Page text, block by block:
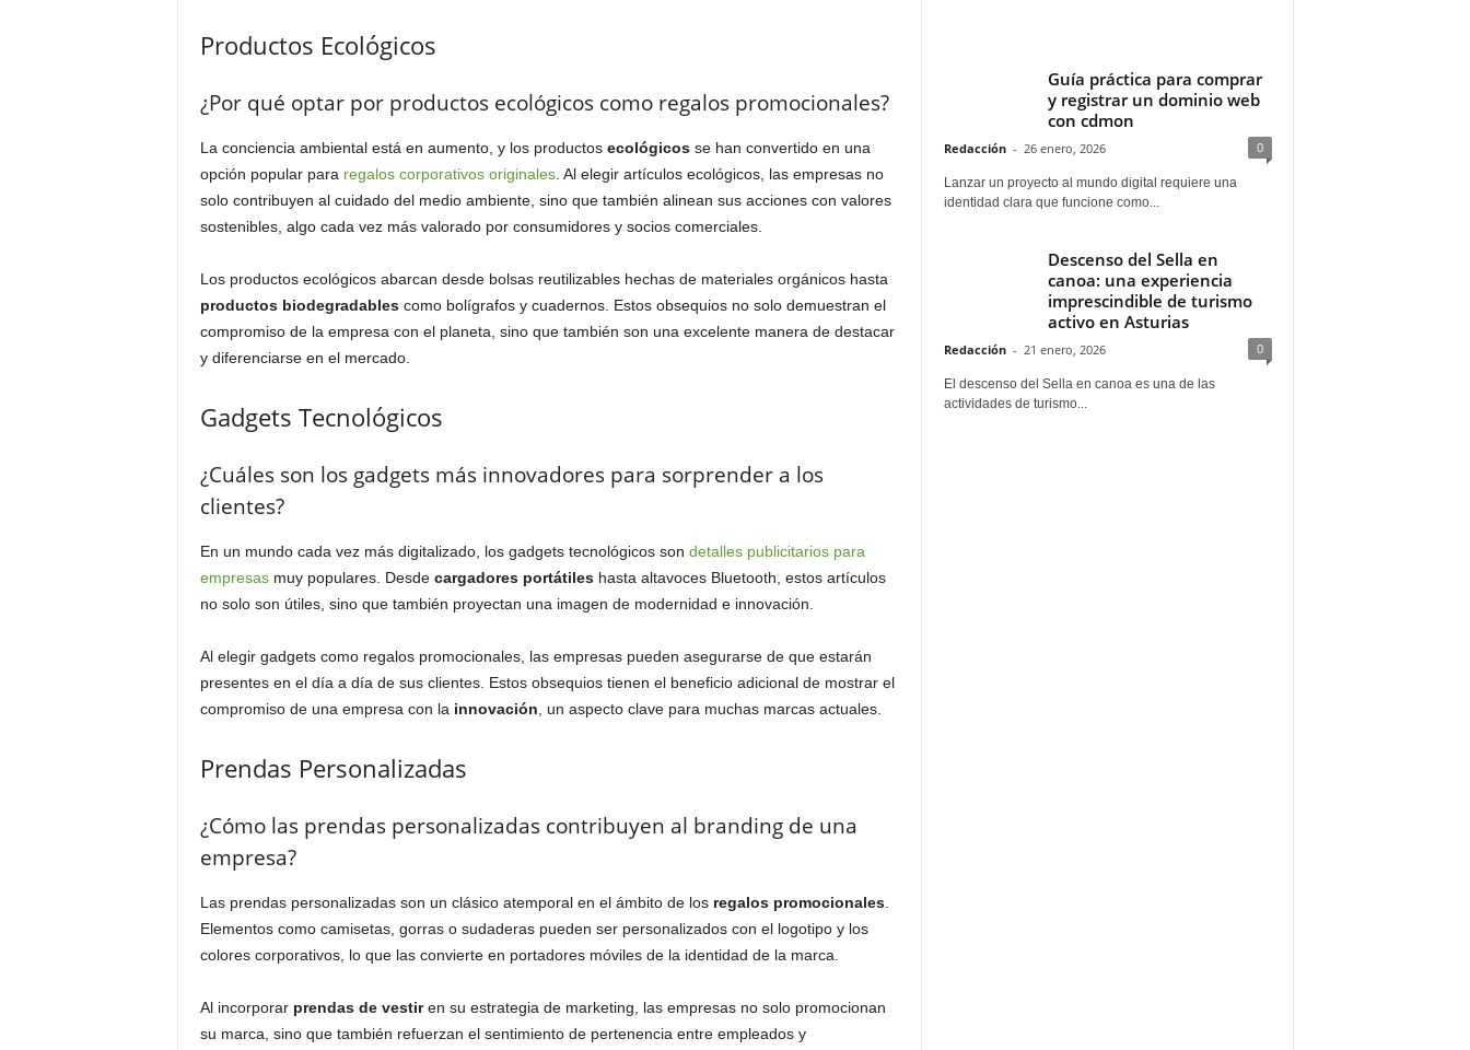
Productos Ecológicos
¿Por qué optar por productos ecológicos como regalos promocionales?
La conciencia ambiental está en aumento, y los productos ecológicosse han convertido en una
opción popular para regalos corporativos originales. Al elegir artículos ecológicos, las empresas no
solo contribuyen al cuidado del medio ambiente, sino que también alinean sus acciones con valores
sostenibles, algo cada vez más valorado por consumidores y socios comerciales.
Los productos ecológicos abarcan desde bolsas reutilizables hechas de materiales orgánicos hasta
productos biodegradablescomo bolígrafos y cuadernos. Estos obsequios no solo demuestran el
compromiso de la empresa con el planeta, sino que también son una excelente manera de destacar
y diferenciarse en el mercado.
Gadgets Tecnológicos
¿Cuáles son los gadgets más innovadores para sorprender a los
clientes?
En un mundo cada vez más digitalizado, los gadgets tecnológicos son detalles publicitarios para
empresasmuy populares. Desde cargadores portátileshasta altavoces Bluetooth, estos artículos
no solo son útiles, sino que también proyectan una imagen de modernidad e innovación.
Al elegir gadgets como regalos promocionales, las empresas pueden asegurarse de que estarán
presentes en el día a día de sus clientes. Estos obsequios tienen el beneficio adicional de mostrar el
compromiso de una empresa con la innovación, un aspecto clave para muchas marcas actuales.
Prendas Personalizadas
¿Cómo las prendas personalizadas contribuyen al branding de una
empresa?
Las prendas personalizadas son un clásico atemporal en el ámbito de los regalos promocionales.
Elementos como camisetas, gorras o sudaderas pueden ser personalizados con el logotipo y los
colores corporativos, lo que las convierte en portadores móviles de la identidad de la marca.
Al incorporar prendas de vestiren su estrategia de marketing, las empresas no solo promocionan
su marca, sino que también refuerzan el sentimiento de pertenencia entre empleados y
Guía práctica para comprar
y registrar un dominio web
con cdmon
Redacción - 26 enero, 2026 0
Lanzar un proyecto al mundo digital requiere una
identidad clara que funcione como...
Descenso del Sella en
canoa: una experiencia
imprescindible de turismo
activo en Asturias
Redacción - 21 enero, 2026 0
El descenso del Sella en canoa es una de las
actividades de turismo...